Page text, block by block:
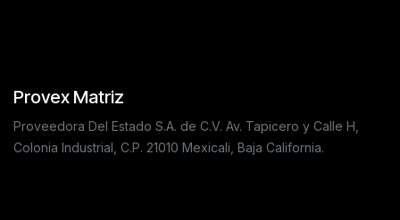
Provex Matriz
Proveedora Del Estado S.A. de C.V. Av. Tapicero y Calle H,
Colonia Industrial, C.P. 21010 Mexicali, Baja California.